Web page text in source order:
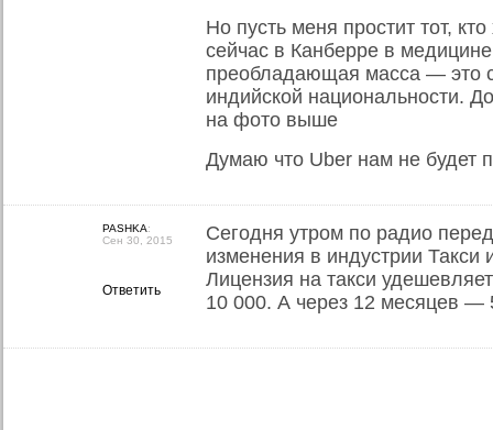
Но пусть меня простит тот,
сейчас в Канберре в
преобладающая масса — это
индийской национальности.
на фото выше
Думаю что Uber нам не будет
PASHKA:
Сен 30, 2015
Ответить
Сегодня утром по радио
изменения в индустрии
Лицензия на такси
10 000. А через 12 месяцев —